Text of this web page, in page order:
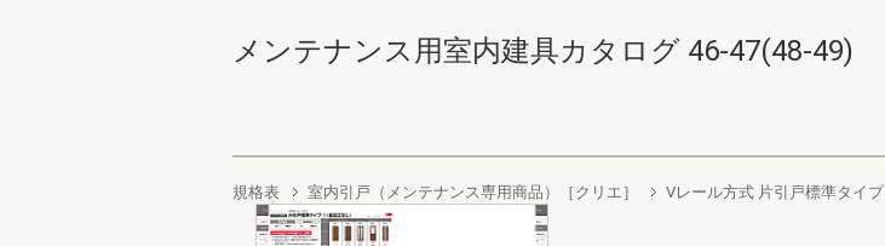
メンテナンス用室内建具カタログ 46-47(48-49)
規格表 室内引戸（メンテナンス専用商品）［クリエ］ Vレール方式 片引戸標準タイプ